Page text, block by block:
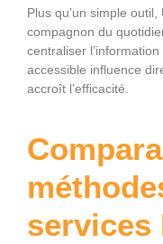
Plus qu’un simple
compagnon du
centraliser
accessible influence
accroît l’efficacité.
services